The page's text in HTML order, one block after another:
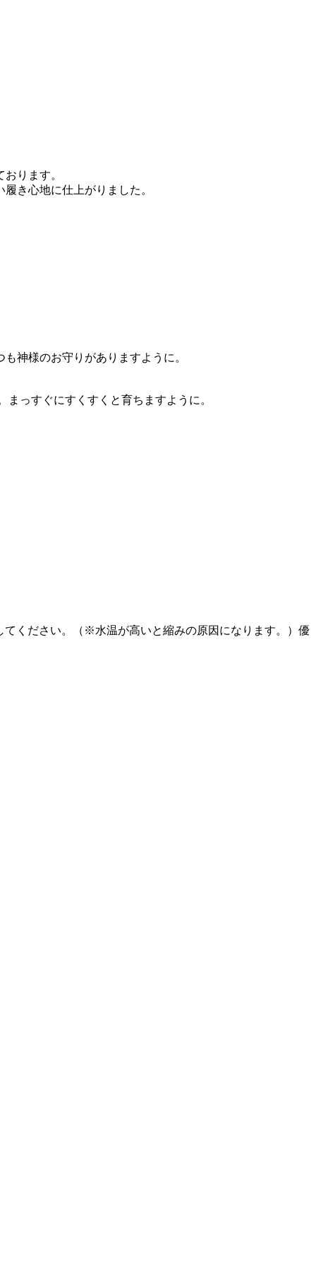
ります。
き心地に仕上がりました。
神様のお守りがありますように。
っすぐにすくすくと育ちますように。
ください。（※水温が高いと縮みの原因になります。）優